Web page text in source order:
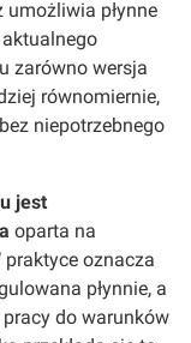
płynne
zarówno wersja
równomiernie,
niepotrzebnego
jest
oparta na
oznacza
płynnie, a
do warunków